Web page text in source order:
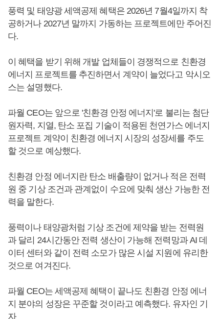
풍력 및 태양광 세액공제 혜택은 2026년 7월4일까지 착
공하거나 2027년 말까지 가동하는 프로젝트에만 주어진
다.
이 혜택을 받기 위해 개발 업체들이 경쟁적으로 친환경
에너지 프로젝트를 추진하면서 계약이 늘었다고 악시오
스는 설명했다.
파월 CEO는 앞으로 '친환경 안정 에너지'로 불리는 첨단
원자력, 지열, 탄소 포집 기술이 적용된 천연가스 에너지
프로젝트 계약이 친환경 에너지 시장의 성장세를 주도
할 것으로 예상했다.
친환경 안정 에너지란 탄소 배출량이 없거나 적은 전력
원 중 기상 조건과 관계없이 수요에 맞춰 생산 가능한 전
력을 말한다.
풍력이나 태양광처럼 기상 조건에 제약을 받는 전력원
과 달리 24시간동안 전력 생산이 가능해 전력망과 AI 데
이터 센터와 같이 전력 소모가 많은 시설 지원에 유리한
것으로 여겨진다.
파월 CEO는 세액공제 혜택이 끝나도 친환경 안정 에너
지 분야의 성장은 꾸준할 것이라고 예측했다. 유자인 기
자